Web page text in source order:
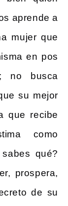
aprende a
mujer que
en pos
no busca
su mejor
que recibe
como
qué?
prospera,
de su